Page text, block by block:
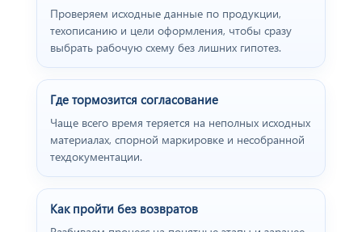
Проверяем исходные данные по продукции,
техописанию и цели оформления, чтобы сразу
выбрать рабочую схему без лишних гипотез.
Где тормозится согласование
Чаще всего время теряется на неполных исходных
материалах, спорной маркировке и несобранной
техдокументации.
Как пройти без возвратов